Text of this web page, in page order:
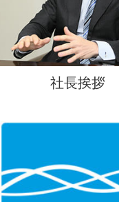
社長挨拶